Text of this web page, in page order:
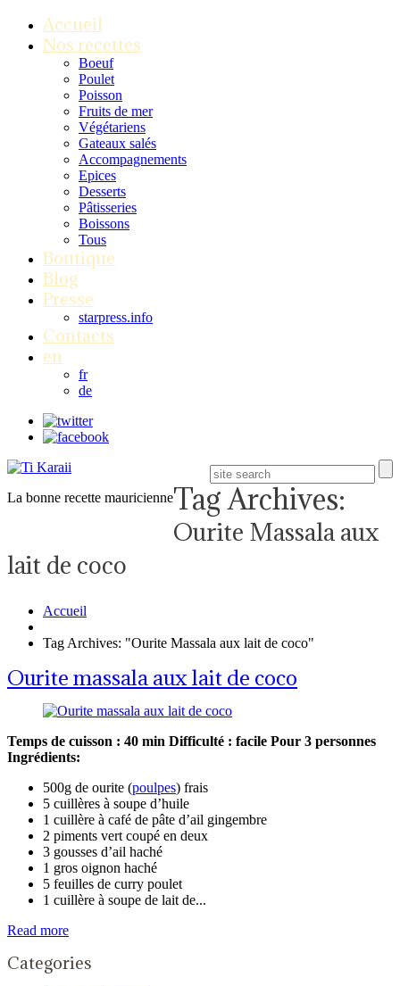
Accueil
Nos recettes
Boeuf
Poulet
Poisson
Fruits de mer
Végétariens
Gateaux salés
Accompagnements
Epices
Desserts
Pâtisseries
Boissons
Tous
Boutique
Blog
Presse
starpress.info
Contacts
en
fr
de
La bonne recette mauricienneTag Archives:
Ourite Massala aux
lait de coco
Accueil
Tag Archives: "Ourite Massala aux lait de coco"
Ourite massala aux lait de coco
Temps de cuisson : 40 min Difficulté : facile Pour 3 personnes
Ingrédients:
500g de ourite (poulpes) frais
5 cuillères à soupe d’huile
1 cuillère à café de pâte d’ail gingembre
2 piments vert coupé en deux
3 gousses d’ail haché
1 gros oignon haché
5 feuilles de curry poulet
1 cuillère à soupe de lait de...
Read more
Categories